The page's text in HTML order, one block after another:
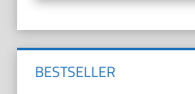
BESTSELLER